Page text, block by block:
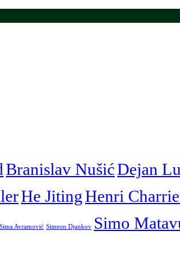
Branislav NušićDejan
He JitingHenri
Sima Avramović Simeon Djankov Simo